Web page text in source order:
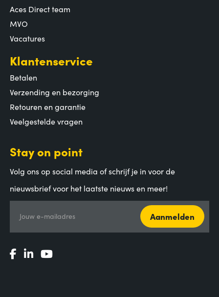
Aces Direct team
MVO
Vacatures
Klantenservice
Betalen
Verzending en bezorging
Retouren en garantie
Veelgestelde vragen
Stay on point
Volg ons op social media of schrijf je in voor de
nieuwsbrief voor het laatste nieuws en meer!
Jouw e-mailadres Aanmelden